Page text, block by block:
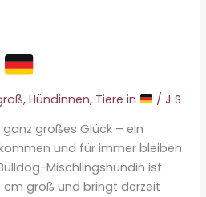
,Hündinnen, Tiere in /J S
großes Glück – ein
und für immer bleiben
Mischlingshündin ist
groß und bringt derzeit